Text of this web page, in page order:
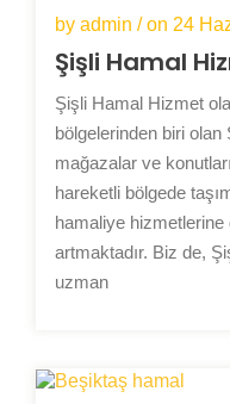
by admin / on 24
Şişli Hamal
Şişli Hamal Hizmet
bölgelerinden biri
mağazalar ve
hareketli bölgede
hamaliye
artmaktadır. Biz de,
uzman